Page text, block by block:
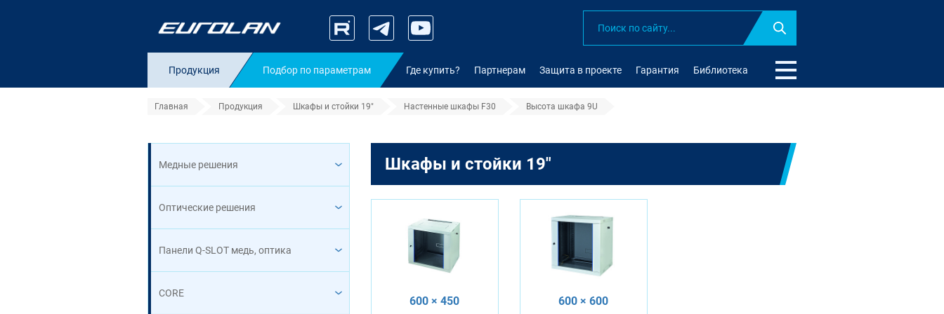
Найти
Продукция Подбор по параметрам Где купить? Партнерам Защита в проекте Гарантия Библиотека
Главная Продукция Шкафы и стойки 19" Настенные шкафы F30 Высота шкафа 9U
Медные решения
Оптические решения
Панели Q-SLOT медь, оптика
CORE
Шкафы и стойки 19"
600 × 450 600 × 600